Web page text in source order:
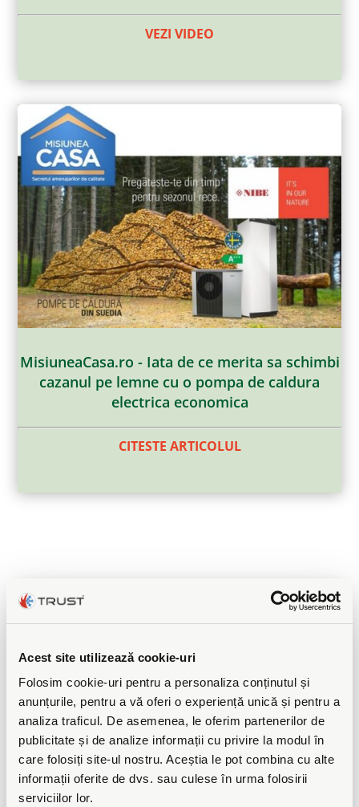
Acest site utilizează cookie-uri
Folosim cookie-uri pentru a personaliza conținutul și
anunțurile, pentru a vă oferi o experiență unică și pentru a
analiza traficul. De asemenea, le oferim partenerilor de
publicitate și de analize informații cu privire la modul în
care folosiți site-ul nostru. Aceștia le pot combina cu alte
informații oferite de dvs. sau culese în urma folosirii
serviciilor lor.
VEZI VIDEO
MisiuneaCasa.ro - Iata de ce merita sa schimbi
cazanul pe lemne cu o pompa de caldura
electrica economica
CITESTE ARTICOLUL